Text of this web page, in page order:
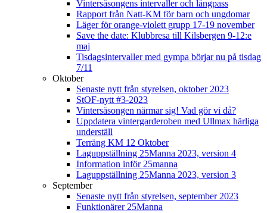
Vintersäsongens intervaller och långpass
Rapport från Natt-KM för barn och ungdomar
Läger för orange-violett grupp 17-19 november
Save the date: Klubbresa till Kilsbergen 9-12:e
maj
Tisdagsintervaller med gympa börjar nu på tisdag
7/11
Oktober
Senaste nytt från styrelsen, oktober 2023
StOF-nytt #3-2023
Vintersäsongen närmar sig! Vad gör vi då?
Uppdatera vintergarderoben med Ullmax härliga
underställ
Terräng KM 12 Oktober
Laguppställning 25Manna 2023, version 4
Information inför 25manna
Laguppställning 25Manna 2023, version 3
September
Senaste nytt från styrelsen, september 2023
Funktionärer 25Manna